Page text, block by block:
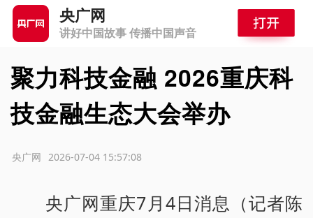
央广网
讲好中国故事 传播中国声音
聚力科技金融 2026重庆科
技金融生态大会举办
2026-07-04 15:57:08
央广网
央广网重庆7月4日消息（记者陈